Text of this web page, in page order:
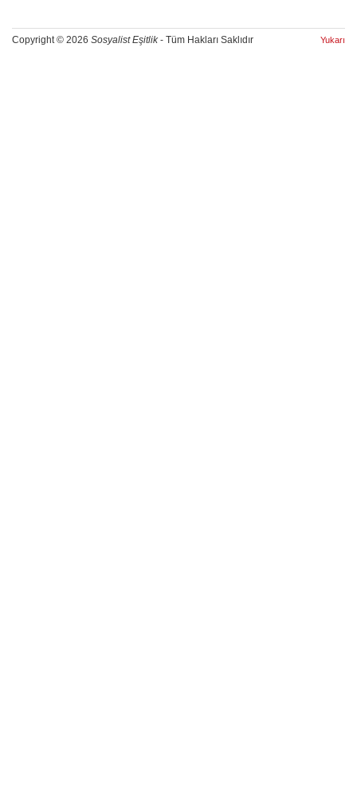
Copyright © 2026 Sosyalist Eşitlik- Tüm Hakları Saklıdır Yukarı